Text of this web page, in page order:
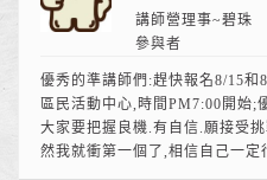
講師營理事~碧珠
參與者
優秀的準講師們:趕快報名8/15和
區民活動中心,時間PM7:00開始;
大家要把握良機.有自信.願接受
然我就衝第一個了,相信自己一定